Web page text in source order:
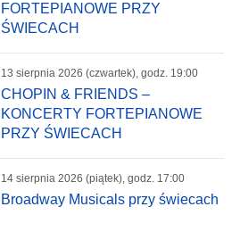
FORTEPIANOWE PRZY
ŚWIECACH
13 sierpnia 2026 (czwartek), godz. 19:00
CHOPIN & FRIENDS –
KONCERTY FORTEPIANOWE
PRZY ŚWIECACH
14 sierpnia 2026 (piątek), godz. 17:00
Broadway Musicals przy świecach